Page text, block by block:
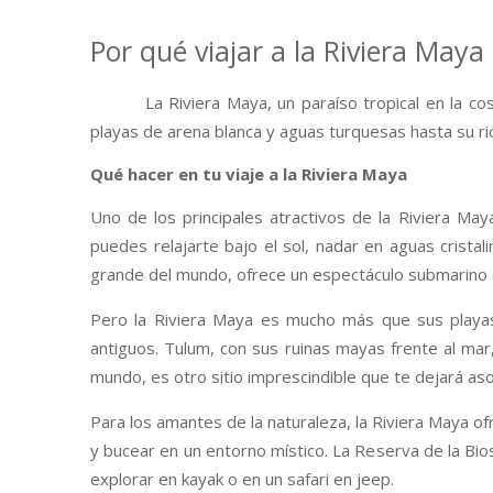
Por qué viajar a la Riviera Maya
La Riviera Maya, un paraíso tropical en la
playas de arena blanca y aguas turquesas hasta su
Qué hacer en tu viaje a la Riviera Maya
Uno de los principales atractivos de la Riviera
puedes relajarte bajo el sol, nadar en aguas
grande del mundo, ofrece un espectáculo
Pero la Riviera Maya es mucho más que sus
antiguos. Tulum, con sus ruinas mayas frente al
mundo, es otro sitio imprescindible que te dejará
Para los amantes de la naturaleza, la Riviera Maya
y bucear en un entorno místico. La Reserva de la
explorar en kayak o en un safari en jeep.